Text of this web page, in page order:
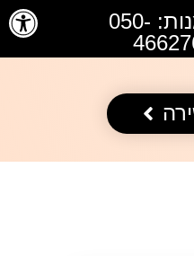
פתח
להזמנות: 050-